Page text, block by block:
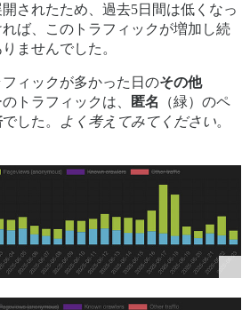
されたため、過去5日間は低くなっ
ば、このトラフィックが増加し続
ませんでした。
ィックが多かった日のその他
トラフィックは、
匿名
（緑）のペ
でした。 よく考えてみてください。